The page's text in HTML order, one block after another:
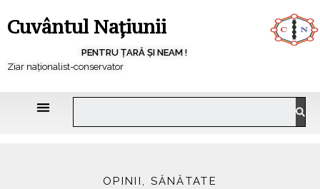
Cuvântul Națiunii
PENTRU ȚARĂ ȘI NEAM !
Ziar naționalist-conservator
OPINII, SĂNĂTATE